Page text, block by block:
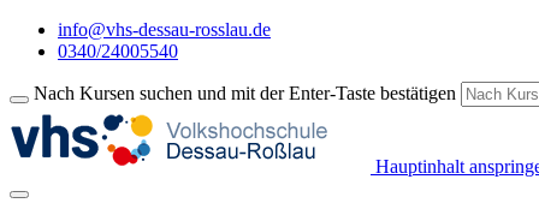
info@vhs-dessau-rosslau.de
0340/24005540
Nach Kursen suchen und mit der Enter-Taste bestätigen
Hauptinhalt